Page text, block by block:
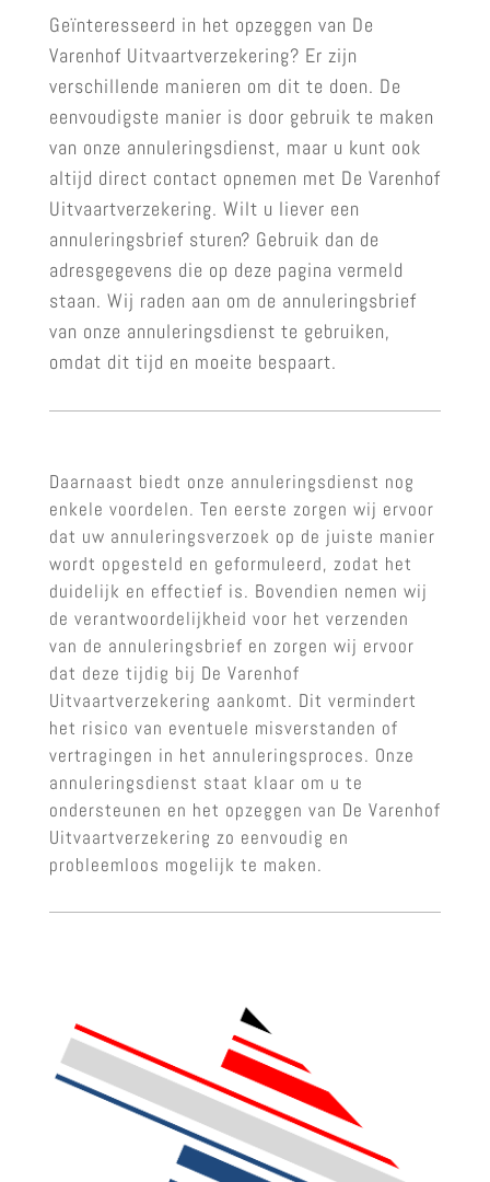
Geïnteresseerd in het opzeggen van De
Varenhof Uitvaartverzekering? Er zijn
verschillende manieren om dit te doen. De
eenvoudigste manier is door gebruik te maken
van onze annuleringsdienst, maar u kunt ook
altijd direct contact opnemen met De Varenhof
Uitvaartverzekering. Wilt u liever een
annuleringsbrief sturen? Gebruik dan de
adresgegevens die op deze pagina vermeld
staan. Wij raden aan om de annuleringsbrief
van onze annuleringsdienst te gebruiken,
omdat dit tijd en moeite bespaart.
Daarnaast biedt onze annuleringsdienst nog
enkele voordelen. Ten eerste zorgen wij ervoor
dat uw annuleringsverzoek op de juiste manier
wordt opgesteld en geformuleerd, zodat het
duidelijk en effectief is. Bovendien nemen wij
de verantwoordelijkheid voor het verzenden
van de annuleringsbrief en zorgen wij ervoor
dat deze tijdig bij De Varenhof
Uitvaartverzekering aankomt. Dit vermindert
het risico van eventuele misverstanden of
vertragingen in het annuleringsproces. Onze
annuleringsdienst staat klaar om u te
ondersteunen en het opzeggen van De Varenhof
Uitvaartverzekering zo eenvoudig en
probleemloos mogelijk te maken.